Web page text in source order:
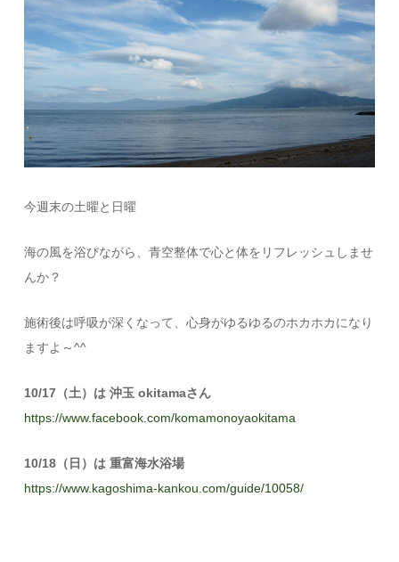
今週末の土曜と日曜
海の風を浴びながら、青空整体で心と体をリフレッシュしませ
んか？
施術後は呼吸が深くなって、心身がゆるゆるのホカホカになり
ますよ～^^
10/17（土）は 沖玉 okitamaさん
https://www.facebook.com/komamonoyaokitama
10/18（日）は 重富海水浴場
https://www.kagoshima-kankou.com/guide/10058/